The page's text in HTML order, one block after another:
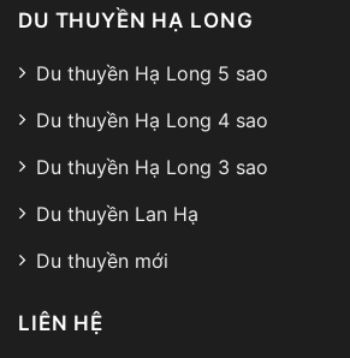
DU THUYỀN HẠ LONG
Du thuyền Hạ Long 5 sao
Du thuyền Hạ Long 4 sao
Du thuyền Hạ Long 3 sao
Du thuyền Lan Hạ
Du thuyền mới
LIÊN HỆ